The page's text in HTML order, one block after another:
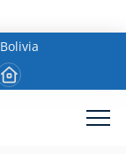
Bolivia